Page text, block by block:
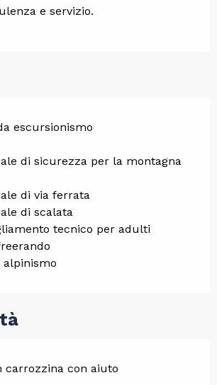
e servizio.
escursionismo
di sicurezza per la montagna
di via ferrata
di scalata
tecnico per adulti
alpinismo
carrozzina con aiuto